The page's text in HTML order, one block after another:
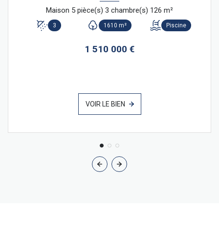
Maison 5 pièce(s) 3 chambre(s) 126 m²
3 1610 m² Piscine
1 510 000 €
VOIR LE BIEN